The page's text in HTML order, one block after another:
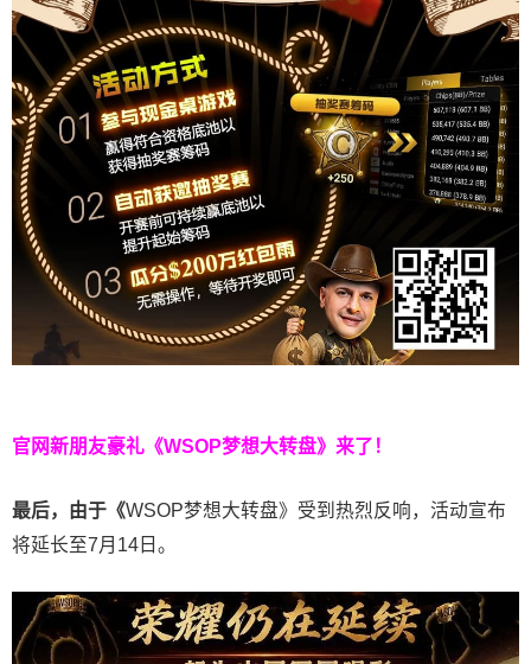
官网新朋友豪礼 《WSOP梦想大转盘》来了！
最后，由于《WSOP梦想大转盘》受到热烈反响，活动宣布
将延长至7月14日。